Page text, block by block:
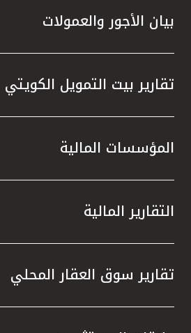
بيان الأجور والعمولات
تقارير بيت التمويل الكويتي
المؤسسات المالية
التقارير المالية
تقارير سوق العقار المحلي